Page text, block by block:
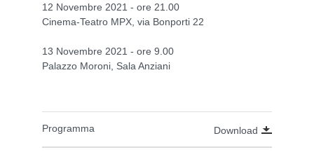
12 Novembre 2021 - ore 21.00
Cinema-Teatro MPX, via Bonporti 22
13 Novembre 2021 - ore 9.00
Palazzo Moroni, Sala Anziani
Programma Download